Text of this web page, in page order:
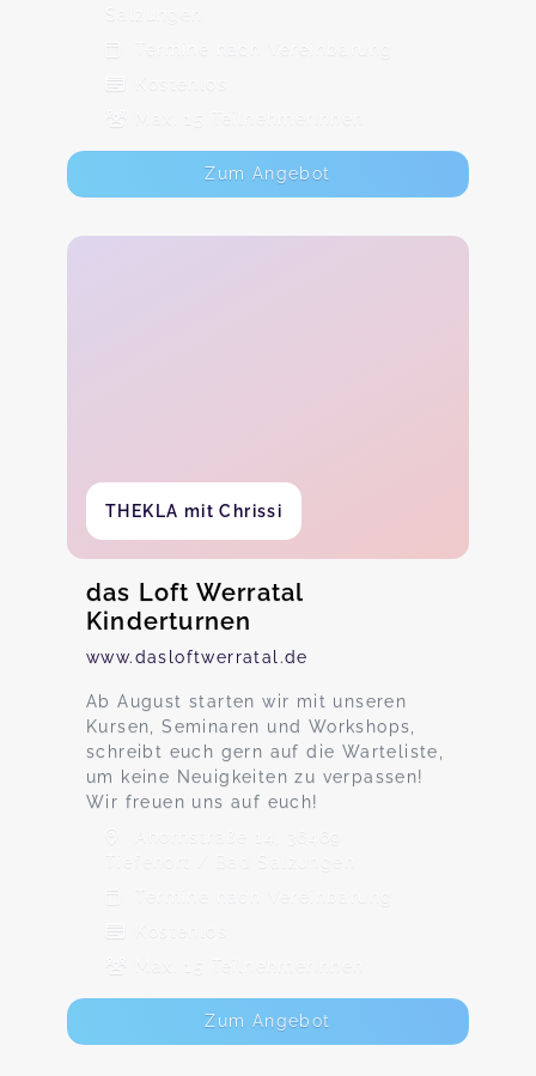
Salzungen
Termine nach Vereinbarung
Max. 15 TeilnehmerInnen
Zum Angebot
THEKLA mit Chrissi
das Loft Werratal
Kinderturnen
www.dasloftwerratal.de
Ab August starten wir mit unseren
Kursen, Seminaren und Workshops,
schreibt euch gern auf die Warteliste,
um keine Neuigkeiten zu verpassen!
Wir freuen uns auf euch!
Ahornstraße 14, 36469
Tiefenort / Bad Salzungen
Termine nach Vereinbarung
Max. 15 TeilnehmerInnen
Zum Angebot